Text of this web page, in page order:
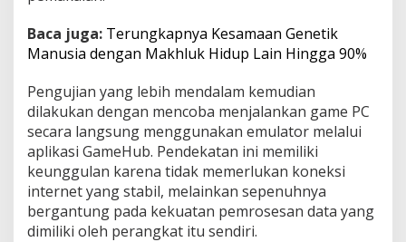
Baca juga: Terungkapnya Kesamaan Genetik
Manusia dengan Makhluk Hidup Lain Hingga 90%
Pengujian yang lebih mendalam kemudian
dilakukan dengan mencoba menjalankan game PC
secara langsung menggunakan emulator melalui
aplikasi GameHub. Pendekatan ini memiliki
keunggulan karena tidak memerlukan koneksi
internet yang stabil, melainkan sepenuhnya
bergantung pada kekuatan pemrosesan data yang
dimiliki oleh perangkat itu sendiri.